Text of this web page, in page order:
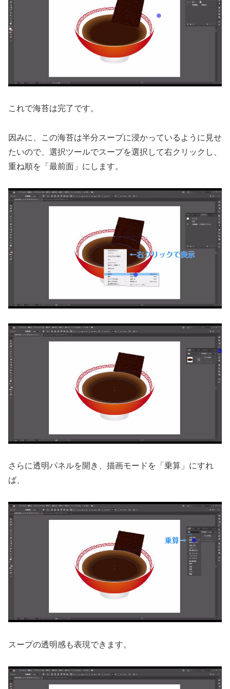
これで海苔は完了です。
因みに、この海苔は半分スープに浸かっているように見せ
たいので、選択ツールでスープを選択して右クリックし、
重ね順を「最前面」にします。
さらに透明パネルを開き、描画モードを「乗算」にすれ
ば、
スープの透明感も表現できます。